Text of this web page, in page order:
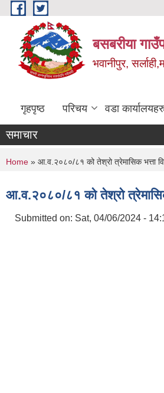
Skip to main content
बसबरीया
भवानीपुर,
गृहपृष्ठ परिचय वडा
समाचार
You are here
Home » आ.व.२०८०/८१ को तेश्रो त्रेमासिक भत्ता
आ.व.२०८०/८१ को तेश्रो
Submitted on: Sat, 04/06/2024 -